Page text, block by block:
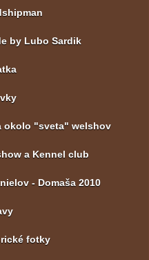
by Lubo Sardik
okolo "sveta" welshov
a Kennel club
- Domaša 2010
fotky